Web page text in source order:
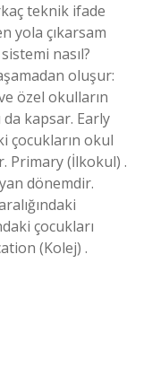
teknik ifade
yola çıkarsam
nasıl?
oluşur:
özel okulların
da kapsar. Early
çocukların okul
Primary (İlkokul) .
dönemdir.
çocukları
(Kolej) .